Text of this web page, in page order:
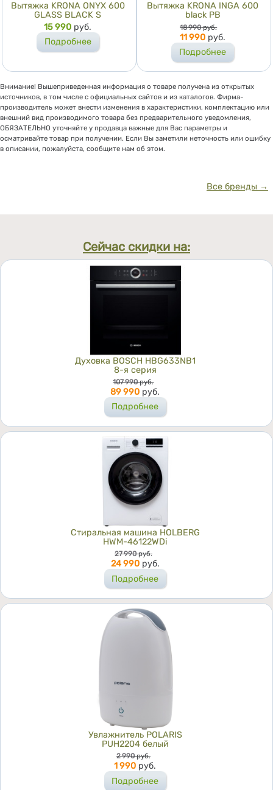
Вытяжка KRONA ONYX 600
GLASS BLACK S
Цена
15 990 руб.
Подробнее
Вытяжка KRONA INGA 600
black PB
Цена
18 990 руб.
11 990 руб.
Подробнее
Внимание! Вышеприведенная информация о товаре получена из открытых
источников, в том числе с официальных сайтов и из каталогов. Фирма-
производитель может внести изменения в характеристики, комплектацию или
внешний вид производимого товара без предварительного уведомления,
ОБЯЗАТЕЛЬНО уточняйте у продавца важные для Вас параметры и
осматривайте товар при получении. Если Вы заметили неточность или ошибку
в описании, пожалуйста, сообщите нам об этом.
Все бренды →
Сейчас скидки на:
Духовка BOSCH HBG633NB1
8-я серия
Цена
107 990 руб.
89 990 руб.
Подробнее
Стиральная машина HOLBERG
HWM-46122WDi
Цена
27 990 руб.
24 990 руб.
Подробнее
Увлажнитель POLARIS
PUH2204 белый
Цена
2 990 руб.
1 990 руб.
Подробнее